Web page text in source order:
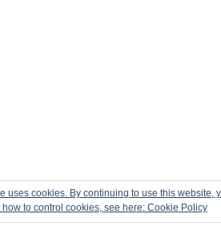
uses cookies. By continuing to use this website,
to control cookies, see here: Cookie Policy